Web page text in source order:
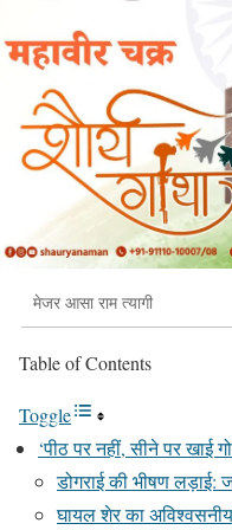
मेजर आसा राम त्यागी
Table of Contents
Toggle
‘पीठ पर नहीं, सीने पर खाई
डोगराई की भीषण लड़ाई:
घायल शेर का